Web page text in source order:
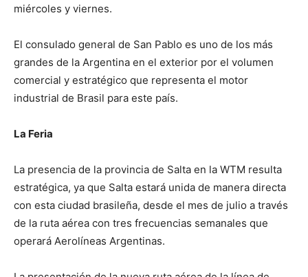
miércoles y viernes.
El consulado general de San Pablo es uno de los más
grandes de la Argentina en el exterior por el volumen
comercial y estratégico que representa el motor
industrial de Brasil para este país.
La Feria
La presencia de la provincia de Salta en la WTM resulta
estratégica, ya que Salta estará unida de manera directa
con esta ciudad brasileña, desde el mes de julio a través
de la ruta aérea con tres frecuencias semanales que
operará Aerolíneas Argentinas.